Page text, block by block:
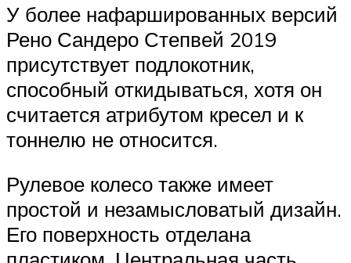
У более нафаршированных версий
Рено Сандеро Степвей 2019
присутствует подлокотник,
способный откидываться, хотя он
считается атрибутом кресел и к
тоннелю не относится.
Рулевое колесо также имеет
простой и незамысловатый дизайн.
Его поверхность отделана